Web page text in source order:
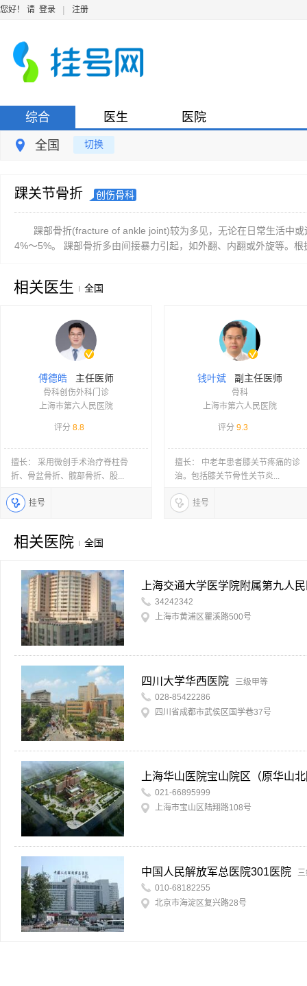
您好！ 请 登录 | 注册
综合 医生 医院
全国 切换
踝关节骨折 创伤骨科
踝部骨折(fracture of ankle joint)较为多见，无论在日常生活中
4%～5%。 踝部骨折多由间接暴力引起，如外翻、内翻或外旋等。
相关医生 全国
傅德皓 主任医师
骨科创伤外科门诊
上海市第六人民医院
评分 8.8
擅长： 采用微创手术治疗脊柱骨
折、骨盆骨折、髋部骨折、股...
挂号
钱叶斌 副主任医师
骨科
上海市第六人民医院
评分 9.3
擅长： 中老年患者膝关节疼痛的诊
治。包括膝关节骨性关节炎...
挂号
相关医院 全国
上海交通大学医学院附属第九人
34242342
上海市黄浦区瞿溪路500号
四川大学华西医院
三级甲等
028-85422286
四川省成都市武侯区国学巷37号
上海华山医院宝山院区（原华山
021-66895999
上海市宝山区陆翔路108号
中国人民解放军总医院301医院
010-68182255
北京市海淀区复兴路28号